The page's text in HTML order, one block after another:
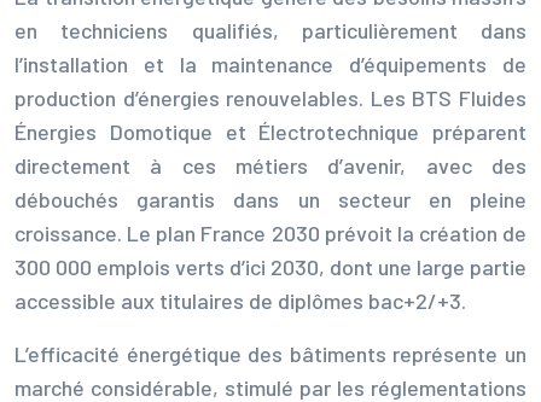
en techniciens qualifiés, particulièrement dans
l’installation et la maintenance d’équipements de
production d’énergies renouvelables. Les BTS Fluides
Énergies Domotique et Électrotechnique préparent
directement à ces métiers d’avenir, avec des
débouchés garantis dans un secteur en pleine
croissance. Le plan France 2030 prévoit la création de
300 000 emplois verts d’ici 2030, dont une large partie
accessible aux titulaires de diplômes bac+2/+3.
L’efficacité énergétique des bâtiments représente un
marché considérable, stimulé par les réglementations